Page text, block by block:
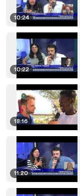
10:24
10:22
18:16
11:20